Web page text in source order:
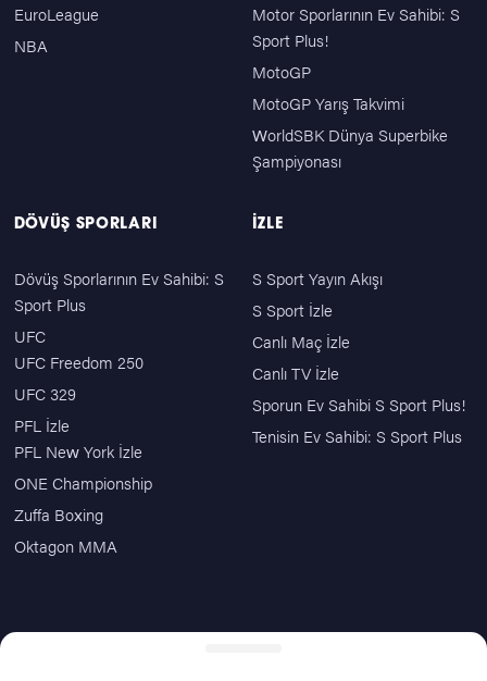
EuroLeague
NBA
Motor Sporlarının Ev Sahibi: S
Sport Plus!
MotoGP
MotoGP Yarış Takvimi
WorldSBK Dünya Superbike
Şampiyonası
DÖVÜŞ SPORLARI
Dövüş Sporlarının Ev Sahibi: S
Sport Plus
UFC
UFC Freedom 250
UFC 329
PFL İzle
PFL New York İzle
ONE Championship
Zuffa Boxing
Oktagon MMA
İZLE
S Sport Yayın Akışı
S Sport İzle
Canlı Maç İzle
Canlı TV İzle
Sporun Ev Sahibi S Sport Plus!
Tenisin Ev Sahibi: S Sport Plus